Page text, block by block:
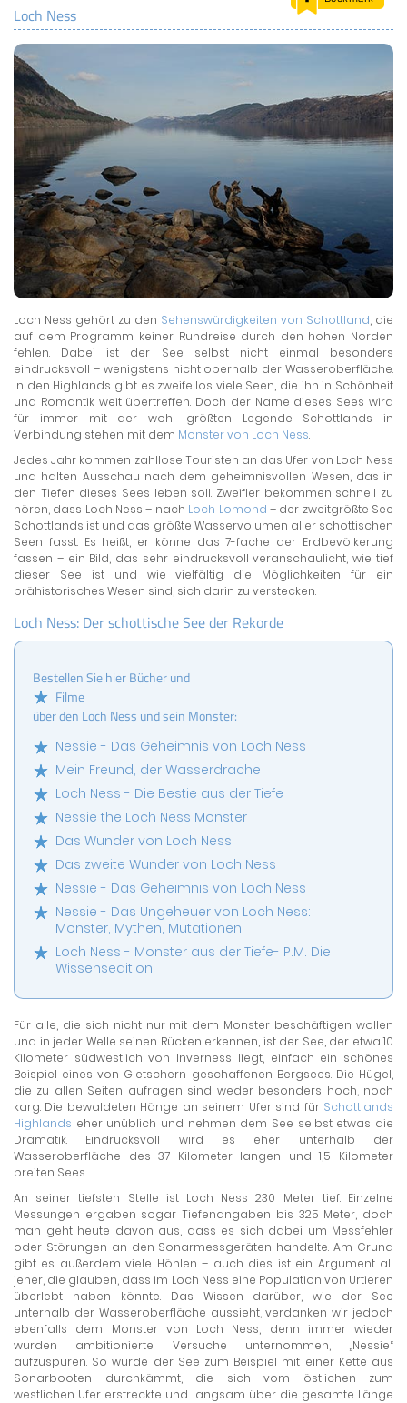
ENGLAND ZUHAUSE
BRITISH SHOP
Loch Ness
Loch Ness gehört zu den Sehenswürdigkeiten von Schottland, die
auf dem Programm keiner Rundreise durch den hohen Norden
fehlen. Dabei ist der See selbst nicht einmal besonders
eindrucksvoll – wenigstens nicht oberhalb der Wasseroberfläche.
In den Highlands gibt es zweifellos viele Seen, die ihn in Schönheit
und Romantik weit übertreffen. Doch der Name dieses Sees wird
für immer mit der wohl größten Legende Schottlands in
Verbindung stehen: mit dem Monster von Loch Ness.
Jedes Jahr kommen zahllose Touristen an das Ufer von Loch Ness
und halten Ausschau nach dem geheimnisvollen Wesen, das in
den Tiefen dieses Sees leben soll. Zweifler bekommen schnell zu
hören, dass Loch Ness – nach Loch Lomond – der zweitgrößte See
Schottlands ist und das größte Wasservolumen aller schottischen
Seen fasst. Es heißt, er könne das 7-fache der Erdbevölkerung
fassen – ein Bild, das sehr eindrucksvoll veranschaulicht, wie tief
dieser See ist und wie vielfältig die Möglichkeiten für ein
prähistorisches Wesen sind, sich darin zu verstecken.
Loch Ness: Der schottische See der Rekorde
Bestellen Sie hier Bücher und
Filme
über den Loch Ness und sein Monster:
Nessie - Das Geheimnis von Loch Ness
Mein Freund, der Wasserdrache
Loch Ness - Die Bestie aus der Tiefe
Nessie the Loch Ness Monster
Das Wunder von Loch Ness
Das zweite Wunder von Loch Ness
Nessie - Das Geheimnis von Loch Ness
Nessie - Das Ungeheuer von Loch Ness:
Monster, Mythen, Mutationen
Loch Ness - Monster aus der Tiefe- P.M. Die
Wissensedition
Für alle, die sich nicht nur mit dem Monster beschäftigen wollen
und in jeder Welle seinen Rücken erkennen, ist der See, der etwa 10
Kilometer südwestlich von Inverness liegt, einfach ein schönes
Beispiel eines von Gletschern geschaffenen Bergsees. Die Hügel,
die zu allen Seiten aufragen sind weder besonders hoch, noch
karg. Die bewaldeten Hänge an seinem Ufer sind für Schottlands
Highlands eher unüblich und nehmen dem See selbst etwas die
Dramatik. Eindrucksvoll wird es eher unterhalb der
Wasseroberfläche des 37 Kilometer langen und 1,5 Kilometer
breiten Sees.
An seiner tiefsten Stelle ist Loch Ness 230 Meter tief. Einzelne
Messungen ergaben sogar Tiefenangaben bis 325 Meter, doch
man geht heute davon aus, dass es sich dabei um Messfehler
oder Störungen an den Sonarmessgeräten handelte. Am Grund
gibt es außerdem viele Höhlen – auch dies ist ein Argument all
jener, die glauben, dass im Loch Ness eine Population von Urtieren
überlebt haben könnte. Das Wissen darüber, wie der See
unterhalb der Wasseroberfläche aussieht, verdanken wir jedoch
ebenfalls dem Monster von Loch Ness, denn immer wieder
wurden ambitionierte Versuche unternommen, „Nessie“
aufzuspüren. So wurde der See zum Beispiel mit einer Kette aus
Sonarbooten durchkämmt, die sich vom östlichen zum
westlichen Ufer erstreckte und langsam über die gesamte Länge